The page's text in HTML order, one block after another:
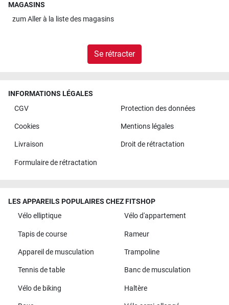
MAGASINS
zumAller à la liste des magasins
Se rétracter
INFORMATIONS LÉGALES
CGV
Protection des données
Cookies Mentions légales
Livraison Droit de rétractation
Formulaire de rétractation
LES APPAREILS POPULAIRES CHEZ FITSHOP
Vélo elliptique
Vélo d'appartement
Tapis de course Rameur
Appareil de musculation Trampoline
Tennis de table Banc de musculation
Vélo de biking Haltère